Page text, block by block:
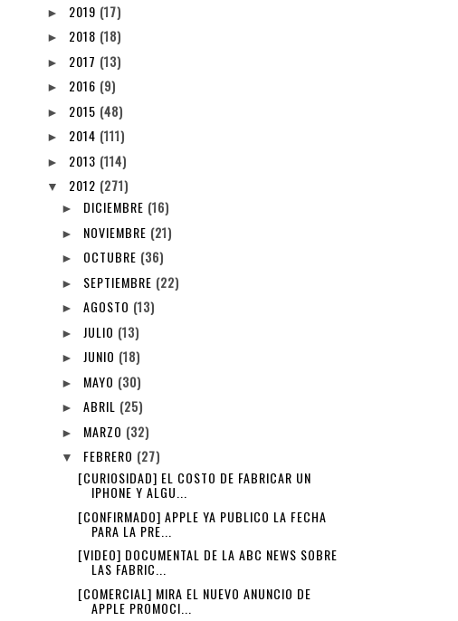
► 2019 (17)
► 2018 (18)
► 2017 (13)
► 2016 (9)
► 2015 (48)
► 2014 (111)
► 2013 (114)
▼ 2012 (271)
► DICIEMBRE (16)
► NOVIEMBRE (21)
► OCTUBRE (36)
► SEPTIEMBRE (22)
►AGOSTO (13)
► JULIO (13)
► JUNIO (18)
► MAYO (30)
►ABRIL (25)
► MARZO (32)
▼ FEBRERO (27)
[CURIOSIDAD] EL COSTO DE FABRICAR UN
IPHONE Y ALGU...
[CONFIRMADO] APPLE YA PUBLICO LA FECHA
PARA LA PRE...
[VIDEO] DOCUMENTAL DE LA ABC NEWS SOBRE
LAS FABRIC...
[COMERCIAL] MIRA EL NUEVO ANUNCIO DE
APPLE PROMOCI...